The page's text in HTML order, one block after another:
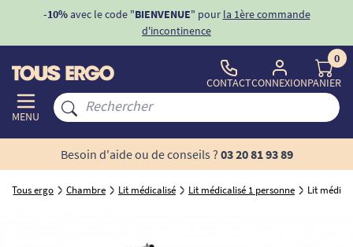
-10%avec le code "BIENVENUE" pour la 1ère commande
d'incontinence
MENU
CONTACTCONNEXION
0
PANIER
Besoin d'aide ou de conseils ? 03 20 81 93 89
Tous ergo Chambre Lit médicalisé Lit médicalisé 1 personne Lit